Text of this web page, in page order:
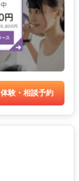
体験・相談予約